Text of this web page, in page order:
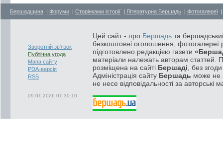
Бершадщина | Форуми | Сторінками історії | Літературна Бершадь | Фотогалереї
Зворотній зв'язок
Публічна угода
Мапа сайту
PDA-версія
RSS
09.01.2026 01:30:10
Цей сайт - про Бершадь та
безкоштовні оголошення, фотогалереї
підготовлено редакцією газети
матеріали належать авторам статтей.
розміщена на сайті Бершаді , без
Адміністрація сайту Бершадь може не
не несе відповідальності за авторські